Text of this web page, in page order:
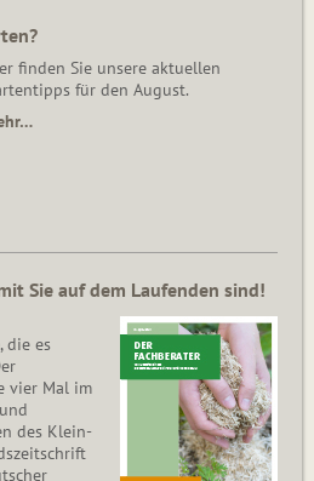
finden Sie unsere aktuellen
für den August.
Sie auf dem Laufenden sind!
die es
vier Mal im
des Klein­